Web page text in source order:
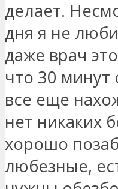
делает.
дня я не
даже врач
что 30 минут
все еще
нет никаких
хорошо
любезные,